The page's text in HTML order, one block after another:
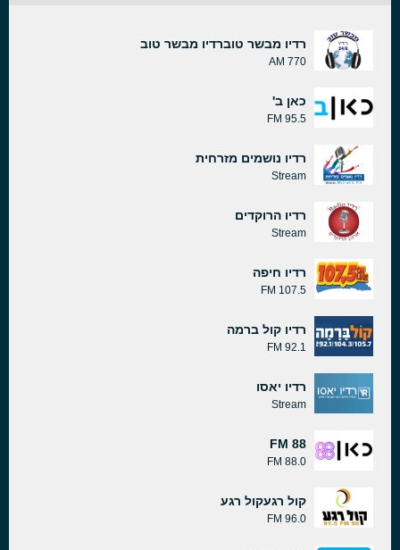
רדיו מבשר טוברדיו מבשר טוב
770 AM
כאן ב'
95.5 FM
רדיו נושמים מזרחית
Stream
רדיו הרוקדים
Stream
רדיו חיפה
107.5 FM
רדיו קול ברמה
92.1 FM
רדיו יאסו
Stream
88 FM
88.0 FM
קול רגעקול רגע
96.0 FM